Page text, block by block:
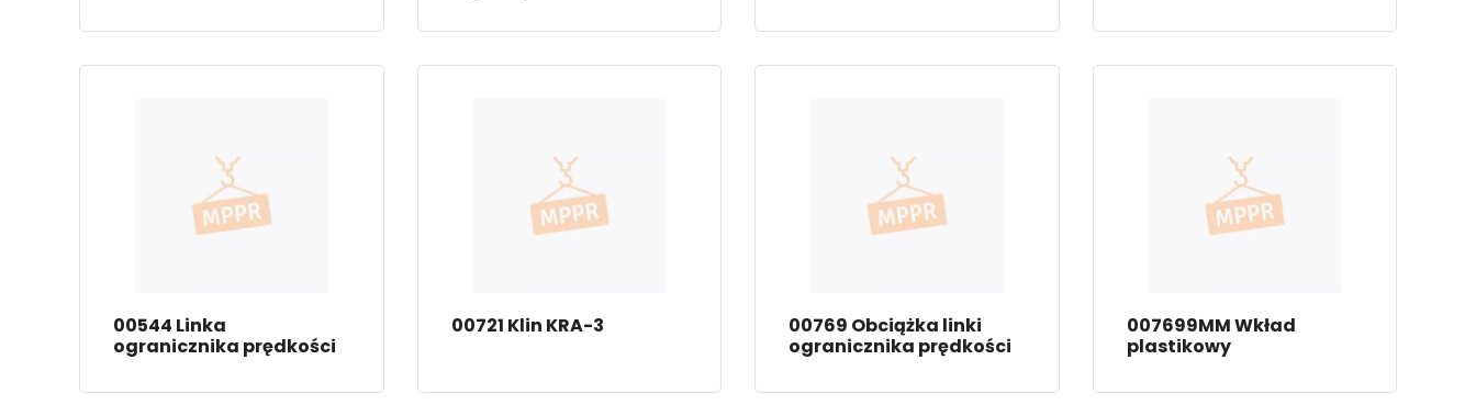
00544 Linka
ogranicznika prędkości
00721 Klin KRA-3
00769 Obciążka linki
ogranicznika prędkości
007699MM Wkład
plastikowy